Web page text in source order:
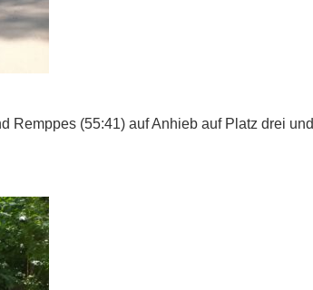
Remppes (55:41) auf Anhieb auf Platz drei und